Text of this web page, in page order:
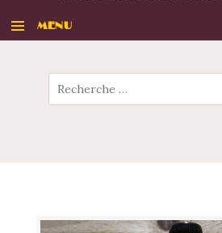
MENU
Recherche